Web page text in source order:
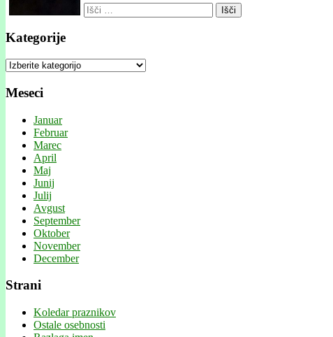
Išči:
Kategorije
Kategorije
Meseci
Januar
Februar
Marec
April
Maj
Junij
Julij
Avgust
September
Oktober
November
December
Strani
Koledar praznikov
Ostale osebnosti